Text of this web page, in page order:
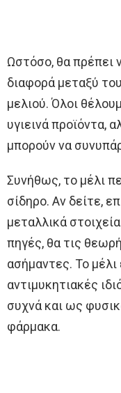
Ωστόσο, θα πρέπει
διαφορά μεταξύ
μελιού. Όλοι
υγιεινά προϊόντα,
μπορούν να
Συνήθως, το μέλι
σίδηρο. Αν δείτε,
μεταλλικά
πηγές, θα τις
ασήμαντες. Το μέλι
αντιμυκητιακές
συχνά και ως
φάρμακα.